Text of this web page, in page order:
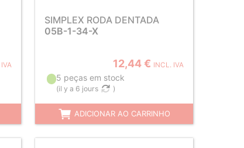
SIMPLEX RODA DENTADA
05B-1-34-X
12,44 € INCL. IVA
5 peças em stock
(il y a 6 jours )
ADICIONAR AO CARRINHO